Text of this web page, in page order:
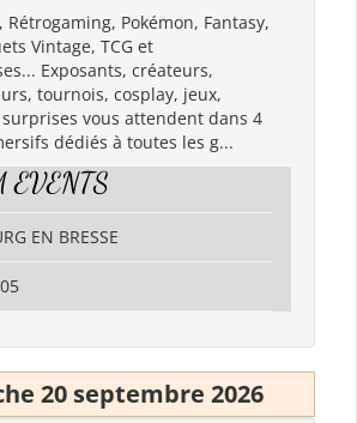
Rétrogaming, Pokémon, Fantasy,
Vintage, TCG et
Exposants, créateurs,
tournois, cosplay, jeux,
vous attendent dans 4
dédiés à toutes les g...
EVENTS
EN BRESSE
20 septembre 2026